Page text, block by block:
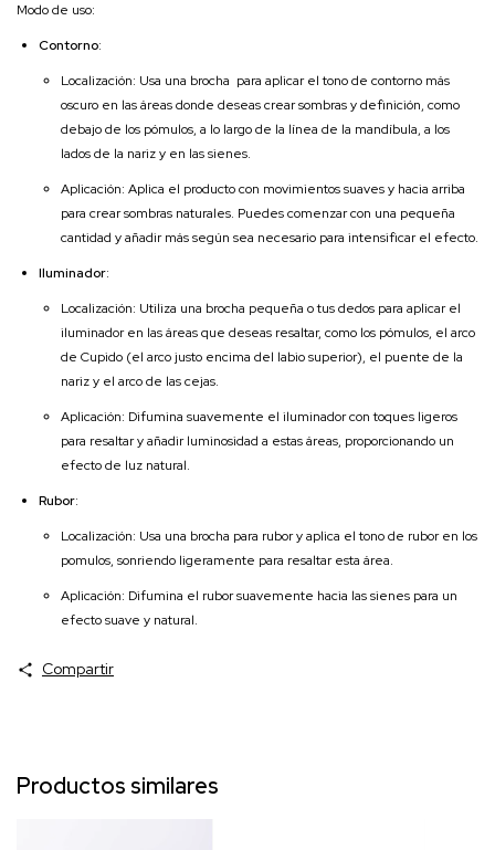
Modo de uso:
Contorno:
Localización: Usa una brocha para aplicar el tono de contorno más
oscuro en las áreas donde deseas crear sombras y definición, como
debajo de los pómulos, a lo largo de la línea de la mandíbula, a los
lados de la nariz y en las sienes.
Aplicación: Aplica el producto con movimientos suaves y hacia arriba
para crear sombras naturales. Puedes comenzar con una pequeña
cantidad y añadir más según sea necesario para intensificar el efecto.
Iluminador:
Localización: Utiliza una brocha pequeña o tus dedos para aplicar el
iluminador en las áreas que deseas resaltar, como los pómulos, el arco
de Cupido (el arco justo encima del labio superior), el puente de la
nariz y el arco de las cejas.
Aplicación: Difumina suavemente el iluminador con toques ligeros
para resaltar y añadir luminosidad a estas áreas, proporcionando un
efecto de luz natural.
Rubor:
Localización: Usa una brocha para rubor y aplica el tono de rubor en los
pomulos, sonriendo ligeramente para resaltar esta área.
Aplicación: Difumina el rubor suavemente hacia las sienes para un
efecto suave y natural.
Compartir
Productos similares